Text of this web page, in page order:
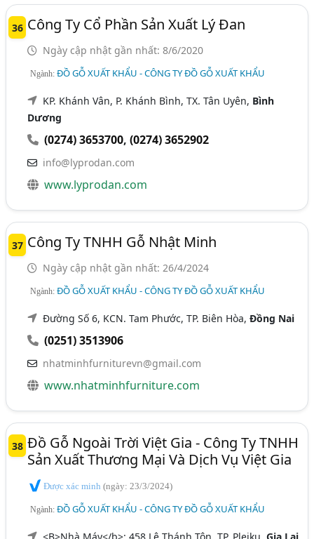
36 Công Ty Cổ Phần Sản Xuất Lý Đan
Ngày cập nhật gần nhất: 8/6/2020
Ngành:ĐỒ GỖ XUẤT KHẨU - CÔNG TY ĐỒ GỖ XUẤT KHẨU
KP. Khánh Vân, P. Khánh Bình, TX. Tân Uyên, Bình
Dương
(0274) 3653700,(0274) 3652902
info@lyprodan.com
www.lyprodan.com
37 Công Ty TNHH Gỗ Nhật Minh
Ngày cập nhật gần nhất: 26/4/2024
Ngành:ĐỒ GỖ XUẤT KHẨU - CÔNG TY ĐỒ GỖ XUẤT KHẨU
Đường Số 6, KCN. Tam Phước, TP. Biên Hòa,Đồng Nai
(0251) 3513906
nhatminhfurniturevn@gmail.com
www.nhatminhfurniture.com
38 Đồ Gỗ Ngoài Trời Việt Gia - Công Ty TNHH
Sản Xuất Thương Mại Và Dịch Vụ Việt Gia
Được xác minh(ngày: 23/3/2024)
Ngành:ĐỒ GỖ XUẤT KHẨU - CÔNG TY ĐỒ GỖ XUẤT KHẨU